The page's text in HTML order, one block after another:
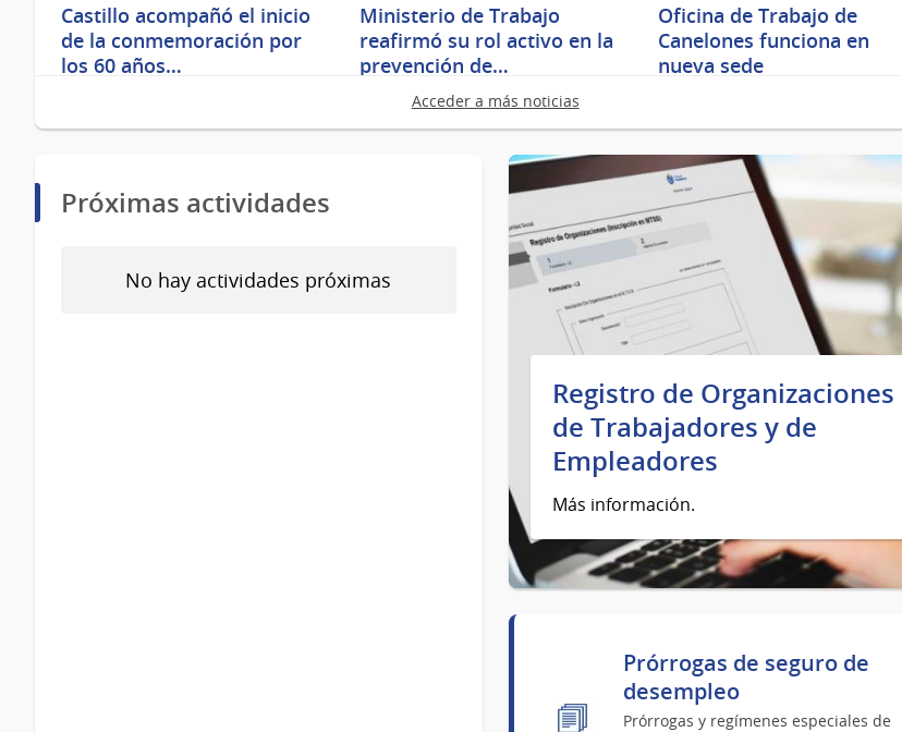
Castillo acompañó el inicio
de la conmemoración por
los 60 años…
Ministerio de Trabajo
reafirmó su rol activo en la
prevención de…
Oficina de Trabajo de
Canelones funciona en
nueva sede
Acceder a más noticias
Próximas actividades
No hay actividades próximas
Registro de Organizaciones
de Trabajadores y de
Empleadores
Más información.
Prórrogas de seguro de
desempleo
Prórrogas y regímenes especiales de